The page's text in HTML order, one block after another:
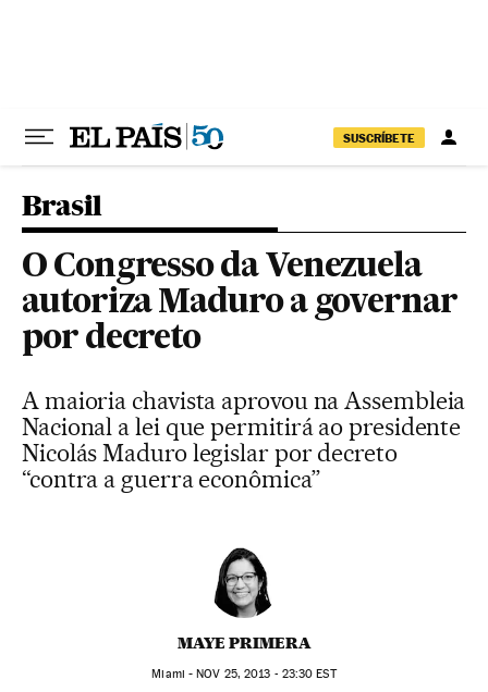
SUSCRÍBETE
Brasil
O Congresso da Venezuela
autoriza Maduro a governar
por decreto
A maioria chavista aprovou na Assembleia
Nacional a lei que permitirá ao presidente
Nicolás Maduro legislar por decreto
“contra a guerra econômica”
MAYE PRIMERA
Miami -NOV 25, 2013 - 23:30 EST